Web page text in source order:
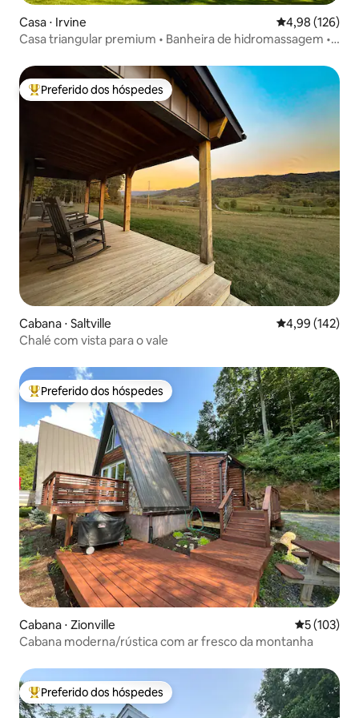
Casa ⋅ Irvine 4,98 de uma
4,98 (126)
Casa triangular premium • Banheira de hidromassagem •
Entre os melhores preferidos dos hóspedes
Preferido dos hóspedes
Cabana ⋅ Saltville 4,99 de uma
4,99 (142)
Chalé com vista para o vale
Entre os melhores preferidos dos hóspedes
Preferido dos hóspedes
Cabana ⋅ Zionville 5 de uma
5 (103)
Cabana moderna/rústica com ar fresco da montanha
Entre os melhores preferidos dos hóspedes
Preferido dos hóspedes